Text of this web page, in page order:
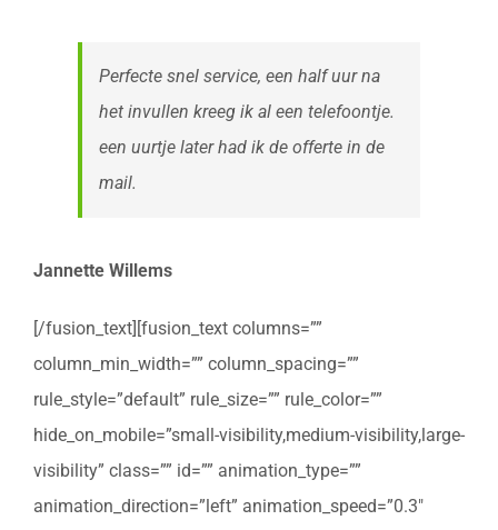
Perfecte snel service, een half uur na
het invullen kreeg ik al een telefoontje.
een uurtje later had ik de offerte in de
mail.
Jannette Willems
[/fusion_text][fusion_text columns=””
column_min_width=”” column_spacing=””
rule_style=”default” rule_size=”” rule_color=””
hide_on_mobile=”small-visibility,medium-visibility,large-
visibility” class=”” id=”” animation_type=””
animation_direction=”left” animation_speed=”0.3″